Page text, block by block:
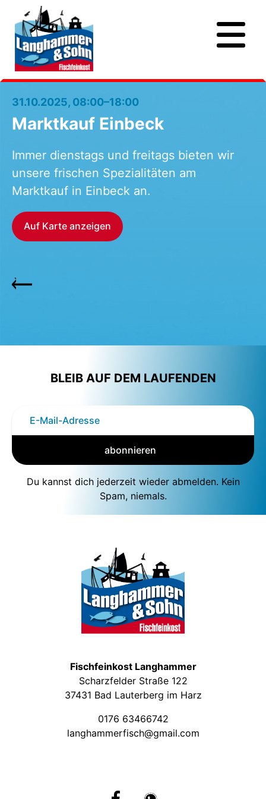
31.10.2025, 08:00–18:00
Marktkauf Einbeck
Immer dienstags und freitags bieten wir
unsere frischen Spezialitäten am
Marktkauf in Einbeck an.
Auf Karte anzeigen
BLEIB AUF DEM LAUFENDEN
abonnieren
Du kannst dich jederzeit wieder abmelden. Kein
Spam, niemals.
Fischfeinkost Langhammer
Scharzfelder Straße 122
37431 Bad Lauterberg im Harz
0176 63466742
langhammerfisch@gmail.com